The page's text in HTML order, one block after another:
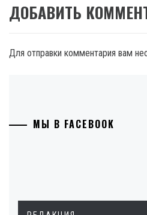
ДОБАВИТЬ
Для отправки комментария вам
МЫ В FACEBOOK